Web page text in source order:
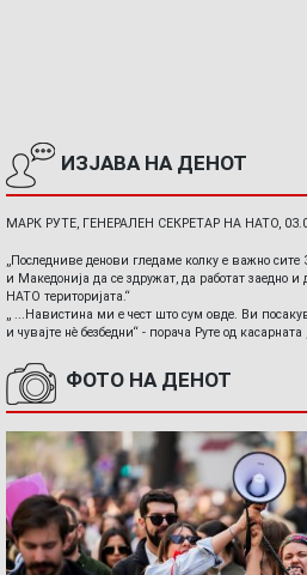
ИЗЈАВА НА ДЕНОТ
МАРК РУТЕ, ГЕНЕРАЛЕН СЕКРЕТАР НА НАТО,
„Последниве денови гледаме колку е важно
и Македонија да се здружат, да работат заедно и
НАТО територијата.“
„ ...Навистина ми е чест што сум овде. Ви
и чувајте нè безбедни“ - порача Руте од касарната
ФОТО НА ДЕНОТ